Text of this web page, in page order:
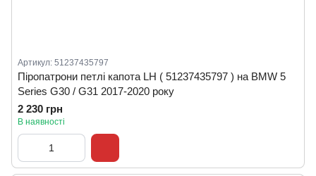
Артикул: 51237435797
Піропатрони петлі капота LH ( 51237435797 ) на BMW 5
Series G30 / G31 2017-2020 року
2 230 грн
В наявності